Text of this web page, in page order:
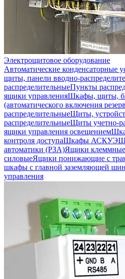
Электрощитовое оборудование
Автоматические конденсаторные
щиты, панели вводно-
распределительныеПункты
ящики управленияШкафы, щиты,
(автоматического включения
распределительныеЩиты,
распределительныеЩиты учетно-
ящики управления освещением
контроля доступаШкафы АСКУЭ
автоматики (РЗА)Ящики
силовыеЯщики понижающие с
шкафы с главной заземляющей
управления